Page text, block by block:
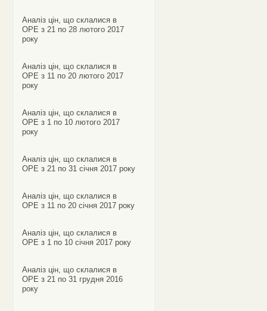
Аналіз цін, що склалися в
ОРЕ з 21 по 28 лютого 2017
року
Аналіз цін, що склалися в
ОРЕ з 11 по 20 лютого 2017
року
Аналіз цін, що склалися в
ОРЕ з 1 по 10 лютого 2017
року
Аналіз цін, що склалися в
ОРЕ з 21 по 31 січня 2017 року
Аналіз цін, що склалися в
ОРЕ з 11 по 20 січня 2017 року
Аналіз цін, що склалися в
ОРЕ з 1 по 10 січня 2017 року
Аналіз цін, що склалися в
ОРЕ з 21 по 31 грудня 2016
року